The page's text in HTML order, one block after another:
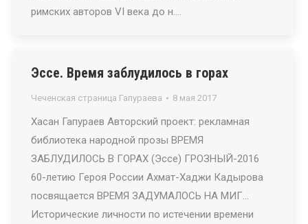
римских авторов VI века до н.…
Эссе. Время заблудилось в горах
Чеченская страница Гапураева 8 мая 2017
Хасан Гапураев Авторский проект: рекламная
библиотека народной прозы ВРЕМЯ
ЗАБЛУДИЛОСЬ В ГОРАХ (Эссе) ГРОЗНЫЙ-2016
60-летию Героя России Ахмат-Хаджи Кадырова
посвящается ВРЕМЯ ЗАДУМАЛОСЬ НА МИГ…
Исторические личности по истечении времени